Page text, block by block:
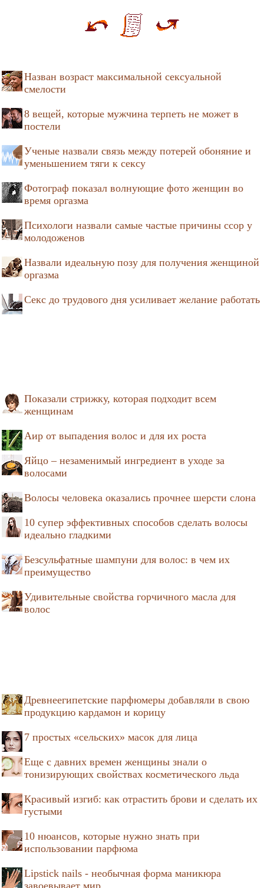
Назван возраст максимальной сексуальной
смелости
8 вещей, которые мужчина терпеть не может в
постели
Ученые назвали связь между потерей обоняние и
уменьшением тяги к сексу
Фотограф показал волнующие фото женщин во
время оргазма
Психологи назвали самые частые причины ссор у
молодоженов
Назвали идеальную позу для получения женщиной
оргазма
Секс до трудового дня усиливает желание работать
Показали стрижку, которая подходит всем
женщинам
Аир от выпадения волос и для их роста
Яйцо – незаменимый ингредиент в уходе за
волосами
Волосы человека оказались прочнее шерсти слона
10 супер эффективных способов сделать волосы
идеально гладкими
Безсульфатные шампуни для волос: в чем их
преимущество
Удивительные свойства горчичного масла для
волос
Древнеегипетские парфюмеры добавляли в свою
продукцию кардамон и корицу
7 простых «сельских» масок для лица
Еще с давних времен женщины знали о
тонизирующих свойствах косметического льда
Красивый изгиб: как отрастить брови и сделать их
густыми
10 нюансов, которые нужно знать при
использовании парфюма
Lipstick nails - необычная форма маникюра